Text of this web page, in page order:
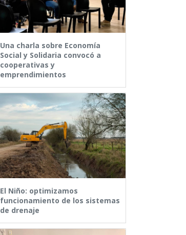
Una charla sobre Economía
Social y Solidaria convocó a
cooperativas y
emprendimientos
El Niño: optimizamos
funcionamiento de los sistemas
de drenaje